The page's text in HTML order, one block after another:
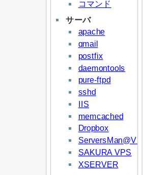
コマンド
サーバ
apache
qmail
postfix
daemontools
pure-ftpd
sshd
IIS
memcached
Dropbox
ServersMan@VPS
SAKURA VPS
XSERVER